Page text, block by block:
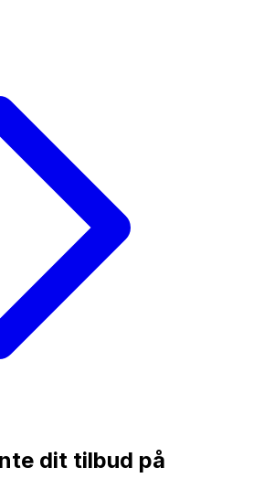
dit tilbud på